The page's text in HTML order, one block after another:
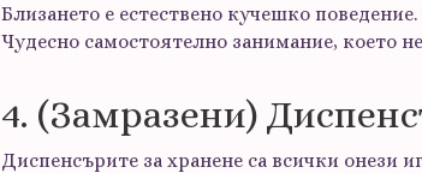
Близането е естествено кучешко
Чудесно самостоятелно занимание, което
4. (Замразени)
Диспенсърите за хранене са всички онези